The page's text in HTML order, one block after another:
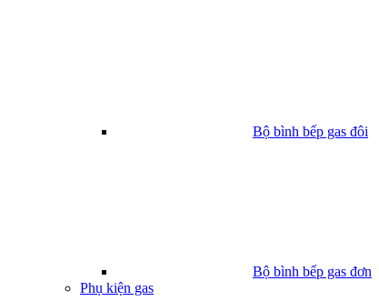
Bộ bình bếp gas đôi
Bộ bình bếp gas đơn
Phụ kiện gas